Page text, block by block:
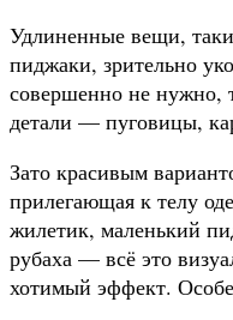
Удлиненные вещи,
пиджаки, зрительно
совершенно не нужно,
детали — пуговицы,
Зато красивым
прилегающая к телу
жилетик, маленький
рубаха — всё это
хотимый эффект.